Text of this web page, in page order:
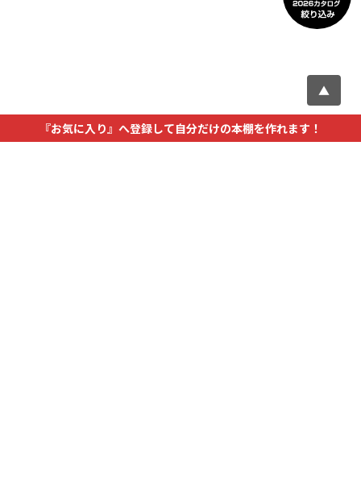
▲
『お気に入り』へ登録して自分だけの本棚を作れます！